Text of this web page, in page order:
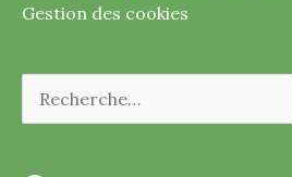
Gestion des cookies